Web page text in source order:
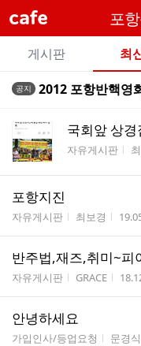
cafe 포
카
페
메
뉴
게시판 최
전
글
트
공지 2012 포항반핵영
국회앞 상경
게시판명
자유게시판
포항지진
게시판명
자유게시판 작성자
최보경 작성
반주법,재즈,취미~
게시판명
자유게시판 작성자
GRACE 작
안녕하세요
게시판명
가입인사/등업요청 작성자
문경식